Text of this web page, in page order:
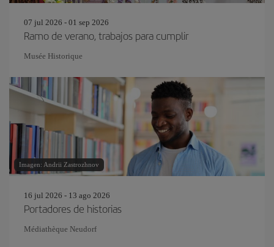
07 jul 2026 - 01 sep 2026
Ramo de verano, trabajos para cumplir
Musée Historique
Imagen: Andrii Zastrozhnov
16 jul 2026 - 13 ago 2026
Portadores de historias
Médiathèque Neudorf